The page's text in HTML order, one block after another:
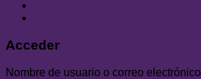
Acceder
Nombre de usuario o correo electrónico